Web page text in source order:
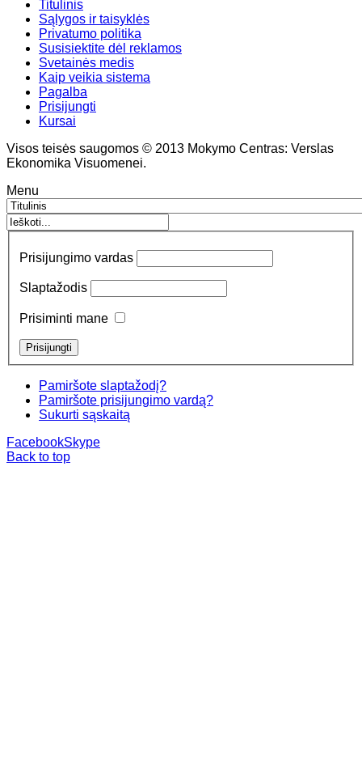
Titulinis
Sąlygos ir taisyklės
Privatumo politika
Susisiektite dėl reklamos
Svetainės medis
Kaip veikia sistema
Pagalba
Prisijungti
Kursai
Visos teisės saugomos © 2013 Mokymo Centras: Verslas
Ekonomika Visuomenei.
Menu
Prisijungimo vardas
Slaptažodis
Prisiminti mane
Pamiršote slaptažodį?
Pamiršote prisijungimo vardą?
Sukurti sąskaitą
FacebookSkype
Back to top